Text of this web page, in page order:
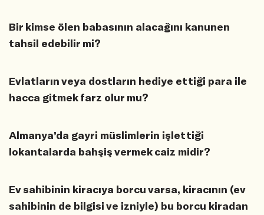
Bir kimse ölen babasının alacağını kanunen
tahsil edebilir mi?
Evlatların veya dostların hediye ettiği para ile
hacca gitmek farz olur mu?
Almanya’da gayri müslimlerin işlettiği
lokantalarda bahşiş vermek caiz midir?
Ev sahibinin kiracıya borcu varsa, kiracının (ev
sahibinin de bilgisi ve izniyle) bu borcu kiradan